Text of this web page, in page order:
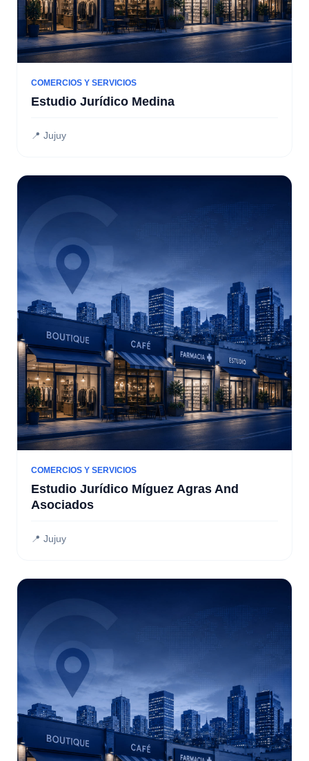
COMERCIOS Y SERVICIOS
Estudio Jurídico Medina
📍 Jujuy
COMERCIOS Y SERVICIOS
Estudio Jurídico Míguez Agras And
Asociados
📍 Jujuy